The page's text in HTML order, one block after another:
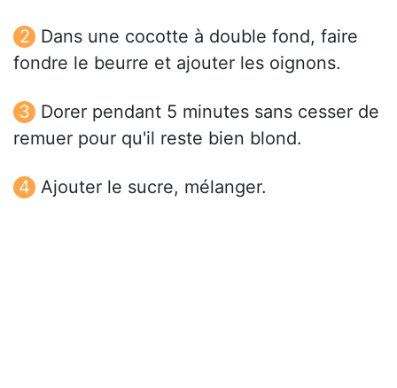
Dans une cocotte à double fond, faire
fondre le beurre et ajouter les oignons.
Dorer pendant 5 minutes sans cesser de
remuer pour qu'il reste bien blond.
Ajouter le sucre, mélanger.